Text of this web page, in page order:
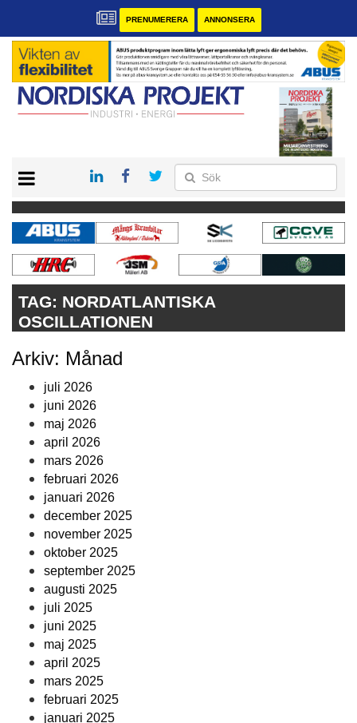
PRENUMERERA ANNONSERA
KONTAKT
VÅRA ANDRA MAGASIN
PRENUMERERA
ANNONSERA
TAG: NORDATLANTISKA
OSCILLATIONEN
Arkiv: Månad
juli 2026
juni 2026
maj 2026
april 2026
mars 2026
februari 2026
januari 2026
december 2025
november 2025
oktober 2025
september 2025
augusti 2025
juli 2025
juni 2025
maj 2025
april 2025
mars 2025
februari 2025
januari 2025